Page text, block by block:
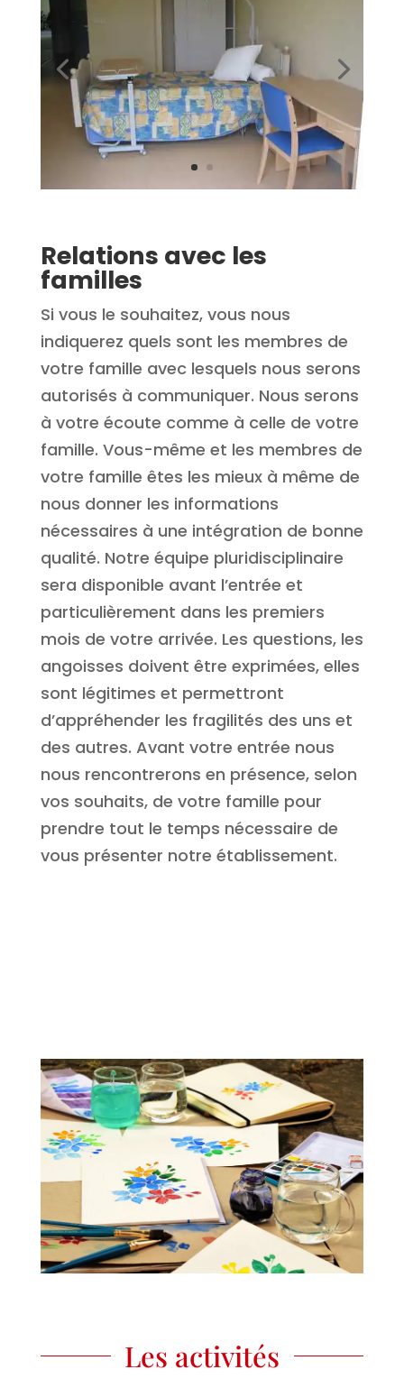
Relations avec les
familles
Si vous le souhaitez, vous nous
indiquerez quels sont les membres de
votre famille avec lesquels nous serons
autorisés à communiquer. Nous serons
à votre écoute comme à celle de votre
famille. Vous-même et les membres de
votre famille êtes les mieux à même de
nous donner les informations
nécessaires à une intégration de bonne
qualité. Notre équipe pluridisciplinaire
sera disponible avant l’entrée et
particulièrement dans les premiers
mois de votre arrivée. Les questions, les
angoisses doivent être exprimées, elles
sont légitimes et permettront
d’appréhender les fragilités des uns et
des autres. Avant votre entrée nous
nous rencontrerons en présence, selon
vos souhaits, de votre famille pour
prendre tout le temps nécessaire de
vous présenter notre établissement.
Les activités